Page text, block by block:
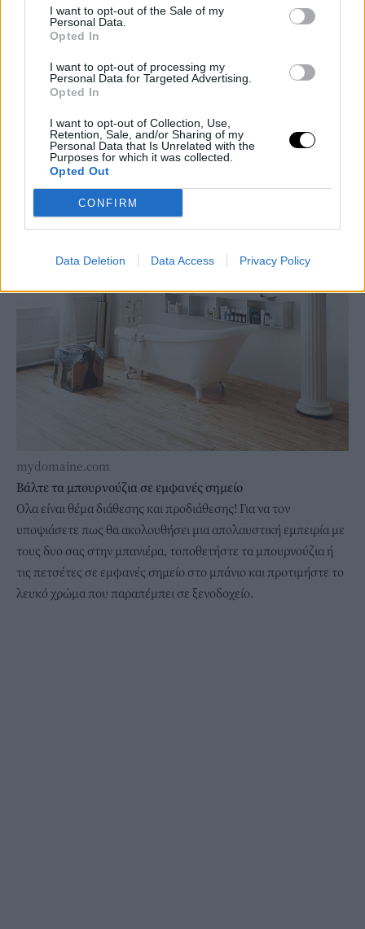
I want to opt-out of the Sale of my
Personal Data.
Opted In
I want to opt-out of processing my
Personal Data for Targeted Advertising.
Opted In
I want to opt-out of Collection, Use,
Retention, Sale, and/or Sharing of my
Personal Data that Is Unrelated with the
Purposes for which it was collected.
Opted Out
CONFIRM
Data Deletion Data Access Privacy Policy
mydomaine.com
Βάλτε τα μπουρνούζια σε εμφανές σημείο
Ολα είναι θέμα διάθεσης και προδιάθεσης! Για να τον
υποψιάσετε πως θα ακολουθήσει μια απολαυστική εμπειρία με
τους δυο σας στην μπανιέρα, τοποθετήστε τα μπουρνούζια ή
τις πετσέτες σε εμφανές σημείο στο μπάνιο και προτιμήστε το
λευκό χρώμα που παραπέμπει σε ξενοδοχείο.